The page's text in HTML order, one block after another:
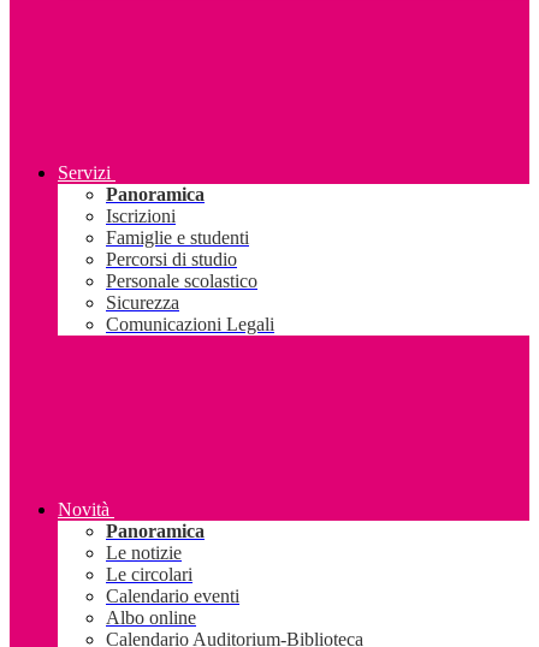
Servizi
Panoramica
Iscrizioni
Famiglie e studenti
Percorsi di studio
Personale scolastico
Sicurezza
Comunicazioni Legali
Novità
Panoramica
Le notizie
Le circolari
Calendario eventi
Albo online
Calendario Auditorium-Biblioteca